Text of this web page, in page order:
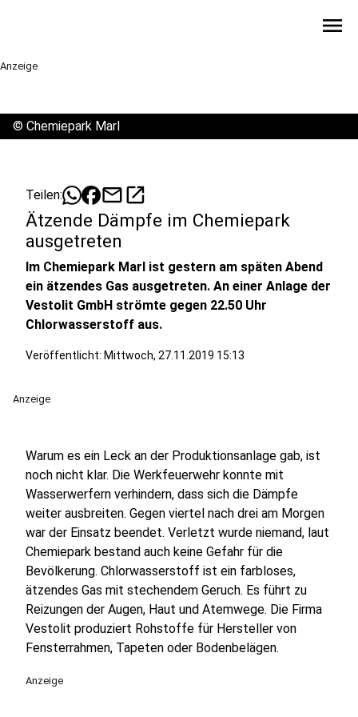
menu
Anzeige
© Chemiepark Marl
Teilen: mailopen_in_new
Ätzende Dämpfe im Chemiepark
ausgetreten
Im Chemiepark Marl ist gestern am späten Abend
ein ätzendes Gas ausgetreten. An einer Anlage der
Vestolit GmbH strömte gegen 22.50 Uhr
Chlorwasserstoff aus.
Veröffentlicht: Mittwoch, 27.11.2019 15:13
Anzeige
Warum es ein Leck an der Produktionsanlage gab, ist
noch nicht klar. Die Werkfeuerwehr konnte mit
Wasserwerfern verhindern, dass sich die Dämpfe
weiter ausbreiten. Gegen viertel nach drei am Morgen
war der Einsatz beendet. Verletzt wurde niemand, laut
Chemiepark bestand auch keine Gefahr für die
Bevölkerung. Chlorwasserstoff ist ein farbloses,
ätzendes Gas mit stechendem Geruch. Es führt zu
Reizungen der Augen, Haut und Atemwege. Die Firma
Vestolit produziert Rohstoffe für Hersteller von
Fensterrahmen, Tapeten oder Bodenbelägen.
Anzeige